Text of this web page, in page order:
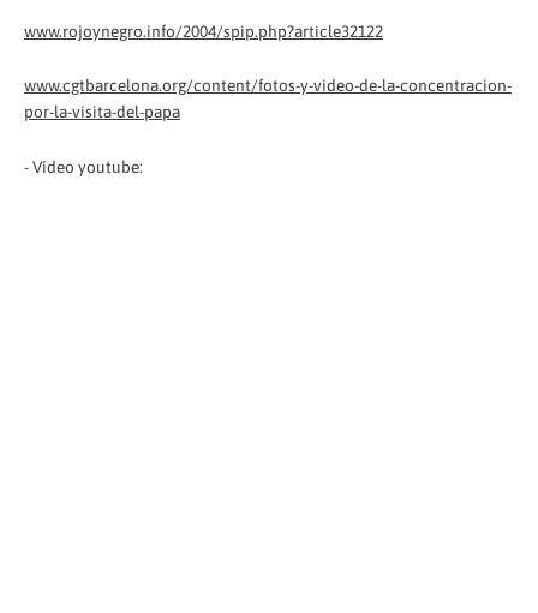
www.rojoynegro.info/2004/spip.php?article32122
www.cgtbarcelona.org/content/fotos-y-video-de-la-concentracion-
por-la-visita-del-papa
- Vídeo youtube: